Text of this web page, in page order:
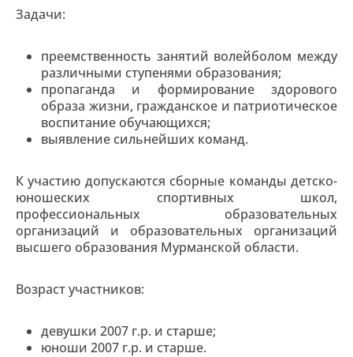
Задачи:
преемственность занятий волейболом между
различными ступенями образования;
пропаганда и формирование здорового
образа жизни, гражданское и патриотическое
воспитание обучающихся;
выявление сильнейших команд.
К участию допускаются сборные команды детско-
юношеских спортивных школ,
профессиональных образовательных
организаций и образовательных организаций
высшего образования Мурманской области.
Возраст участников:
девушки 2007 г.р. и старше;
юноши 2007 г.р. и старше.